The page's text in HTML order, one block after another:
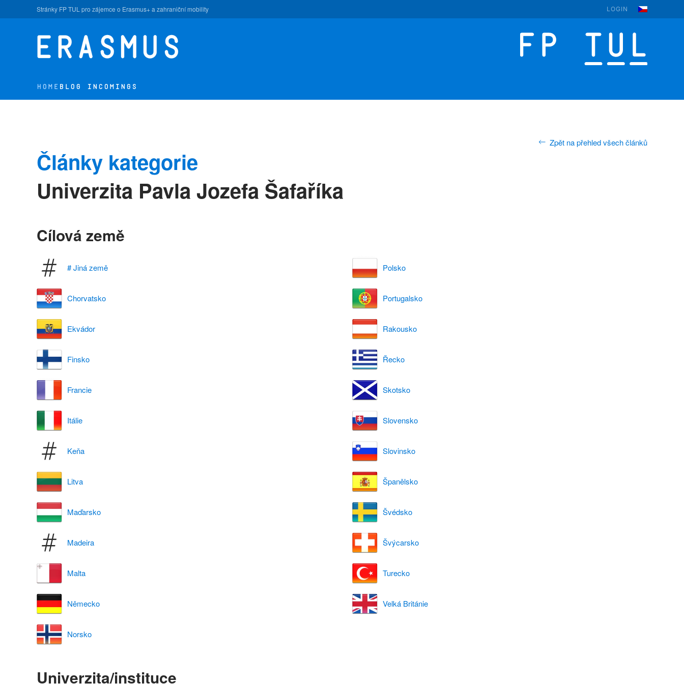
Stránky FP TUL pro zájemce o Erasmus+ a zahraniční mobility LOGIN
HOME BLOG INCOMINGS
Zpět na přehled všech článků
Články kategorie
Univerzita Pavla Jozefa Šafaříka
Cílová země
# Jiná země
Chorvatsko
Ekvádor
Finsko
Francie
Itálie
Keňa
Litva
Maďarsko
Madeira
Malta
Německo
Norsko
Polsko
Portugalsko
Rakousko
Řecko
Skotsko
Slovensko
Slovinsko
Španělsko
Švédsko
Švýcarsko
Turecko
Velká Británie
Univerzita/instituce